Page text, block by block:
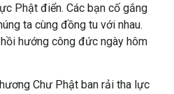
Phật điển. Các bạn cố gắng
ta cùng đồng tu với nhau.
hướng công đức ngày hôm
Chư Phật ban rải tha lực